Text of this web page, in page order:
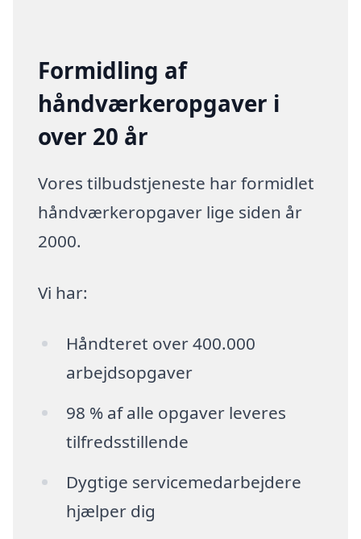
Formidling af
håndværkeropgaver i
over 20 år
Vores tilbudstjeneste har formidlet
håndværkeropgaver lige siden år
2000.
Vi har:
Håndteret over 400.000
arbejdsopgaver
98 % af alle opgaver leveres
tilfredsstillende
Dygtige servicemedarbejdere
hjælper dig